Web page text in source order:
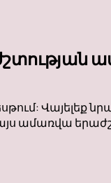
Վայելեք
այս ամառվա